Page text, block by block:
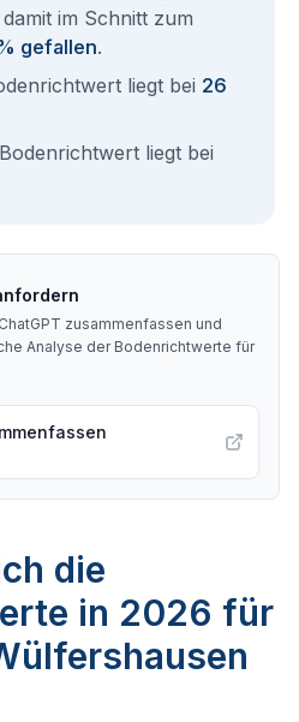
im Schnitt zum
gefallen.
liegt bei 26
Bodenrichtwert liegt bei
zusammenfassen und
Analyse der Bodenrichtwerte für
die
in 2026 für